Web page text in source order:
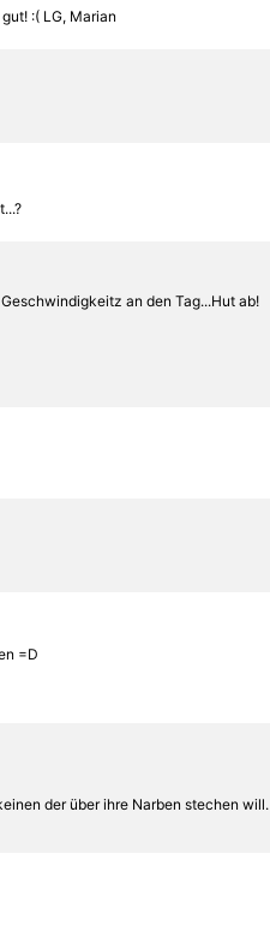
:( LG, Marian
an den Tag...Hut ab!
=D
der über ihre Narben stechen will.